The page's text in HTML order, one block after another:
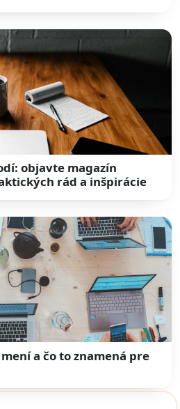
objavte magazín
rád a inšpirácie
a čo to znamená pre